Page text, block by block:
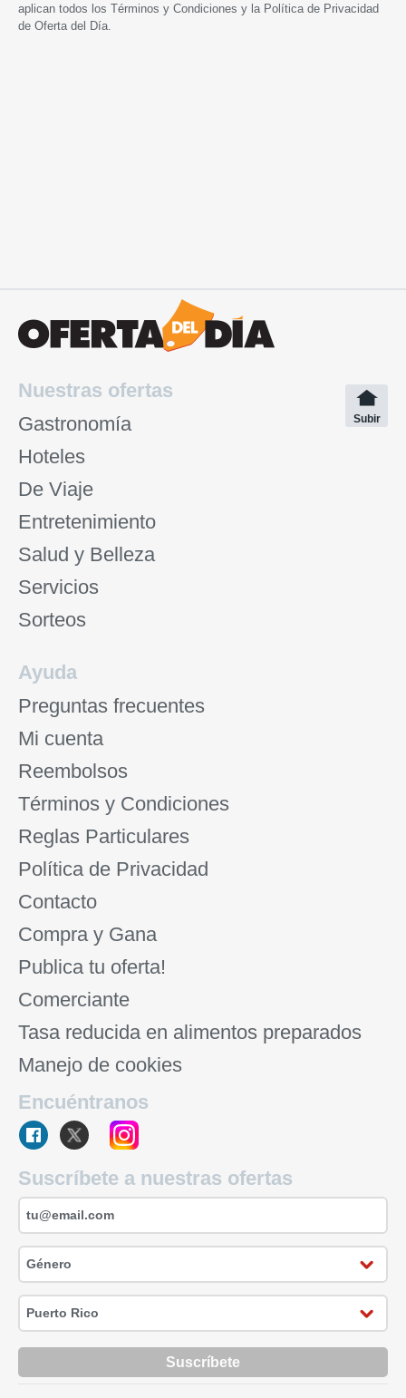
aplican todos los Términos y Condiciones y la Política de Privacidad
de Oferta del Día.
Nuestras ofertas
Gastronomía
Hoteles
De Viaje
Entretenimiento
Salud y Belleza
Servicios
Sorteos
Subir
Ayuda
Preguntas frecuentes
Mi cuenta
Reembolsos
Términos y Condiciones
Reglas Particulares
Política de Privacidad
Contacto
Compra y Gana
Publica tu oferta!
Comerciante
Tasa reducida en alimentos preparados
Manejo de cookies
Encuéntranos
Suscríbete a nuestras ofertas
Suscríbete